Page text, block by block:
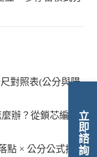
立即諮詢
對照表(公分與陽
辦？從鎖芯編碼
點 × 公分公式換